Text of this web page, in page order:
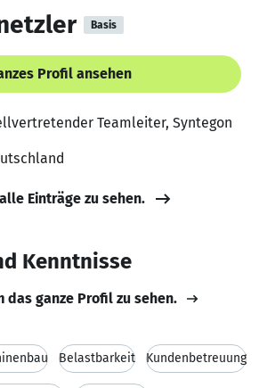
Basis
Profil ansehen
Teamleiter, Syntegon
Einträge zu sehen.
Kenntnisse
das ganze Profil zu sehen.
Belastbarkeit Kundenbetreuung